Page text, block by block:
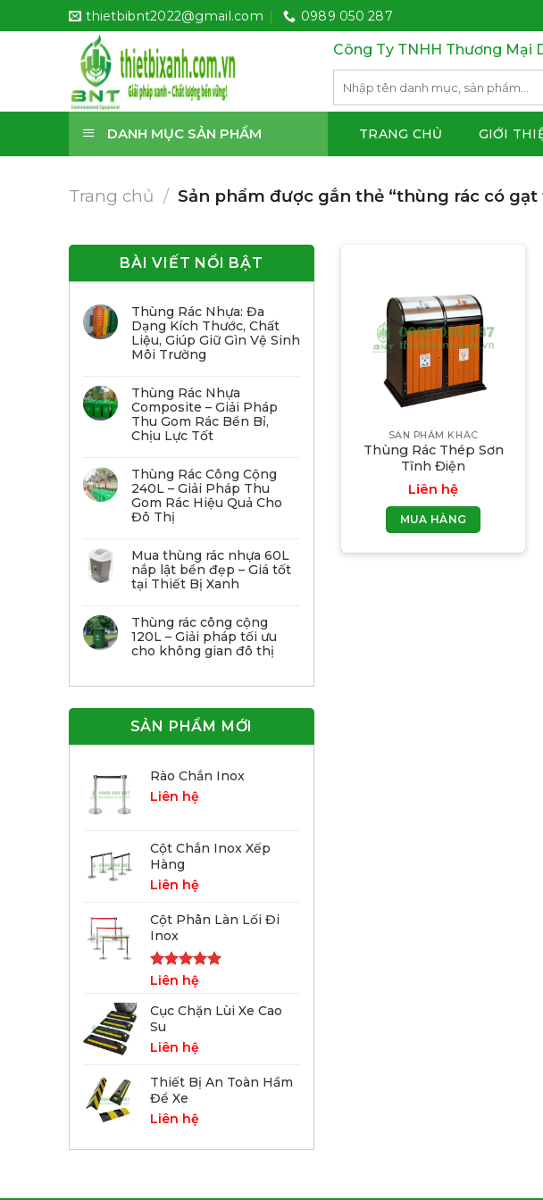
qua
thietbibnt2022@gmail.com 0989 050 287
Công Ty TNHH Thương Mại
kiếm:
DANH MỤC SẢN PHẨM TRANG CHỦ GIỚI
Trang chủ / Sản phẩm được gắn thẻ “thùng rác có gạt
BÀI VIẾT NỔI BẬT
Thùng Rác Nhựa: Đa
Dạng Kích Thước, Chất
Liệu, Giúp Giữ Gìn Vệ Sinh
Môi Trường
Thùng Rác Nhựa
Composite – Giải Pháp
Thu Gom Rác Bền Bỉ,
Chịu Lực Tốt
Thùng Rác Công Cộng
240L – Giải Pháp Thu
Gom Rác Hiệu Quả Cho
Đô Thị
Mua thùng rác nhựa 60L
nắp lật bền đẹp – Giá tốt
tại Thiết Bị Xanh
Thùng rác công cộng
120L – Giải pháp tối ưu
cho không gian đô thị
SẢN PHẨM MỚI
Rào Chắn Inox
Liên hệ
Cột Chắn Inox Xếp
Hàng
Liên hệ
Cột Phân Làn Lối Đi
Inox
Được xếp
5 sao
Liên hệ
Cục Chặn Lùi Xe Cao
Su
Liên hệ
Thiết Bị An Toàn Hầm
Để Xe
Liên hệ
SẢN PHẨM KHÁC
Thùng Rác Thép Sơn
Tĩnh Điện
Liên hệ
MUA HÀNG